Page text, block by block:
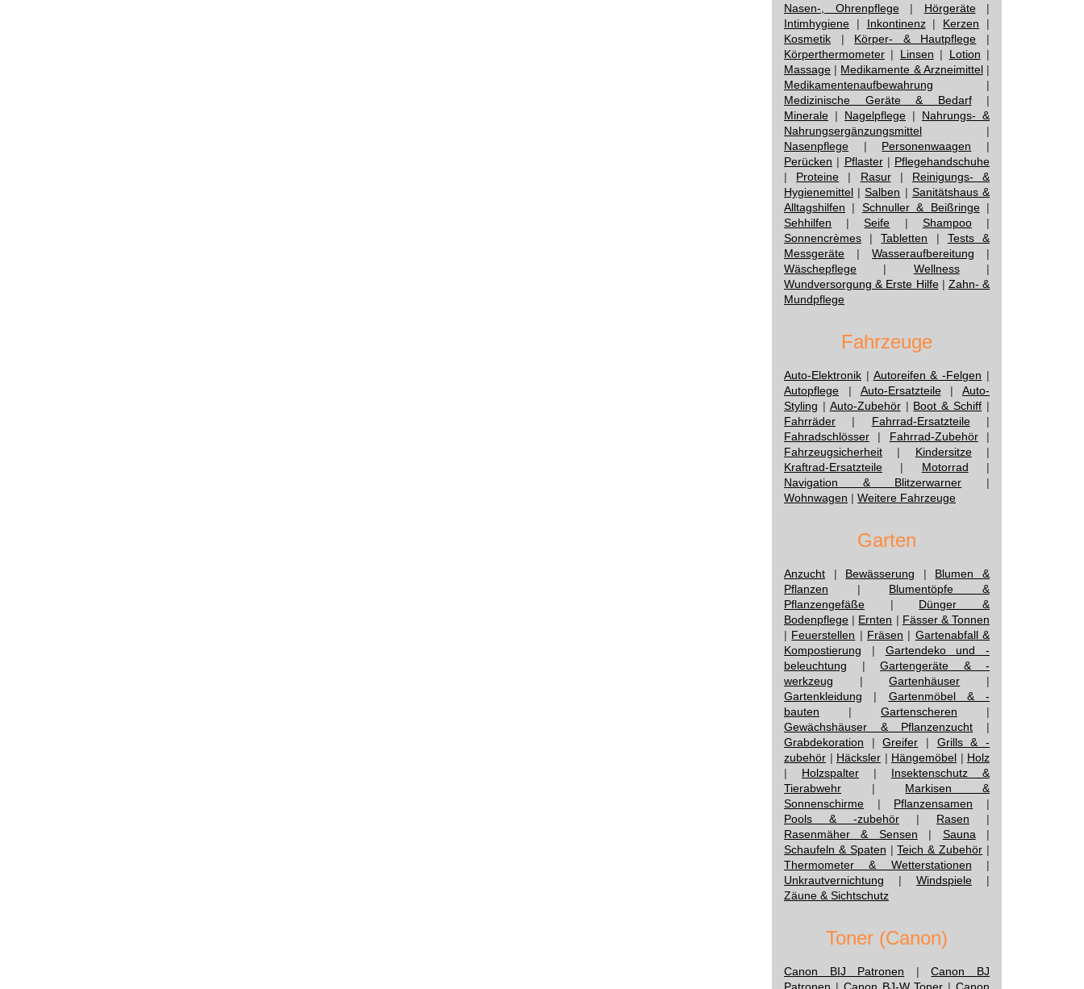
Nasen-, Ohrenpflege| Hörgeräte|
Intimhygiene | Inkontinenz| Kerzen |
Kosmetik | Körper- & Hautpflege |
Körperthermometer | Linsen | Lotion |
Massage | Medikamente & Arzneimittel|
Medikamentenaufbewahrung |
Medizinische Geräte & Bedarf|
Minerale | Nagelpflege | Nahrungs- &
Nahrungsergänzungsmittel |
Nasenpflege | Personenwaagen |
Perücken | Pflaster| Pflegehandschuhe
| Proteine | Rasur| Reinigungs- &
Hygienemittel |Salben | Sanitätshaus &
Alltagshilfen | Schnuller & Beißringe|
Sehhilfen |Seife | Shampoo|
Sonnencrèmes |Tabletten | Tests &
Messgeräte | Wasseraufbereitung |
Wäschepflege | Wellness|
Wundversorgung & Erste Hilfe| Zahn- &
Mundpflege
Fahrzeuge
Auto-Elektronik | Autoreifen & -Felgen |
Autopflege | Auto-Ersatzteile| Auto-
Styling | Auto-Zubehör| Boot & Schiff |
Fahrräder | Fahrrad-Ersatzteile|
Fahradschlösser | Fahrrad-Zubehör|
Fahrzeugsicherheit | Kindersitze|
Kraftrad-Ersatzteile | Motorrad |
Navigation & Blitzerwarner |
Wohnwagen | Weitere Fahrzeuge
Garten
Anzucht | Bewässerung | Blumen &
Pflanzen | Blumentöpfe &
Pflanzengefäße | Dünger &
Bodenpflege | Ernten | Fässer & Tonnen
| Feuerstellen | Fräsen | Gartenabfall &
Kompostierung | Gartendeko und -
beleuchtung | Gartengeräte & -
werkzeug |Gartenhäuser |
Gartenkleidung | Gartenmöbel & -
bauten | Gartenscheren |
Gewächshäuser & Pflanzenzucht |
Grabdekoration |Greifer | Grills & -
zubehör | Häcksler | Hängemöbel | Holz
| Holzspalter | Insektenschutz &
Tierabwehr | Markisen &
Sonnenschirme | Pflanzensamen |
Pools & -zubehör | Rasen |
Rasenmäher & Sensen | Sauna |
Schaufeln & Spaten |Teich & Zubehör |
Thermometer & Wetterstationen |
Unkrautvernichtung | Windspiele |
Zäune & Sichtschutz
Toner (Canon)
Canon BIJ Patronen |Canon BJ